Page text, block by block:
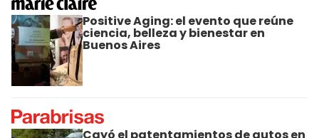
Positive Aging: el evento que reúne
ciencia, belleza y bienestar en
Buenos Aires
Cayó el patentamientos de autos en